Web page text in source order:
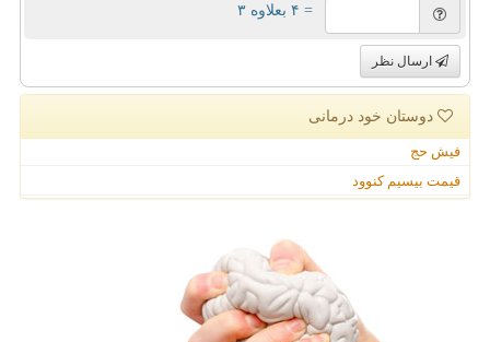
= ۴ بعلاوه ۳
ارسال نظر
دوستان خود درمانی
فیش حج
قیمت بیسیم کنوود